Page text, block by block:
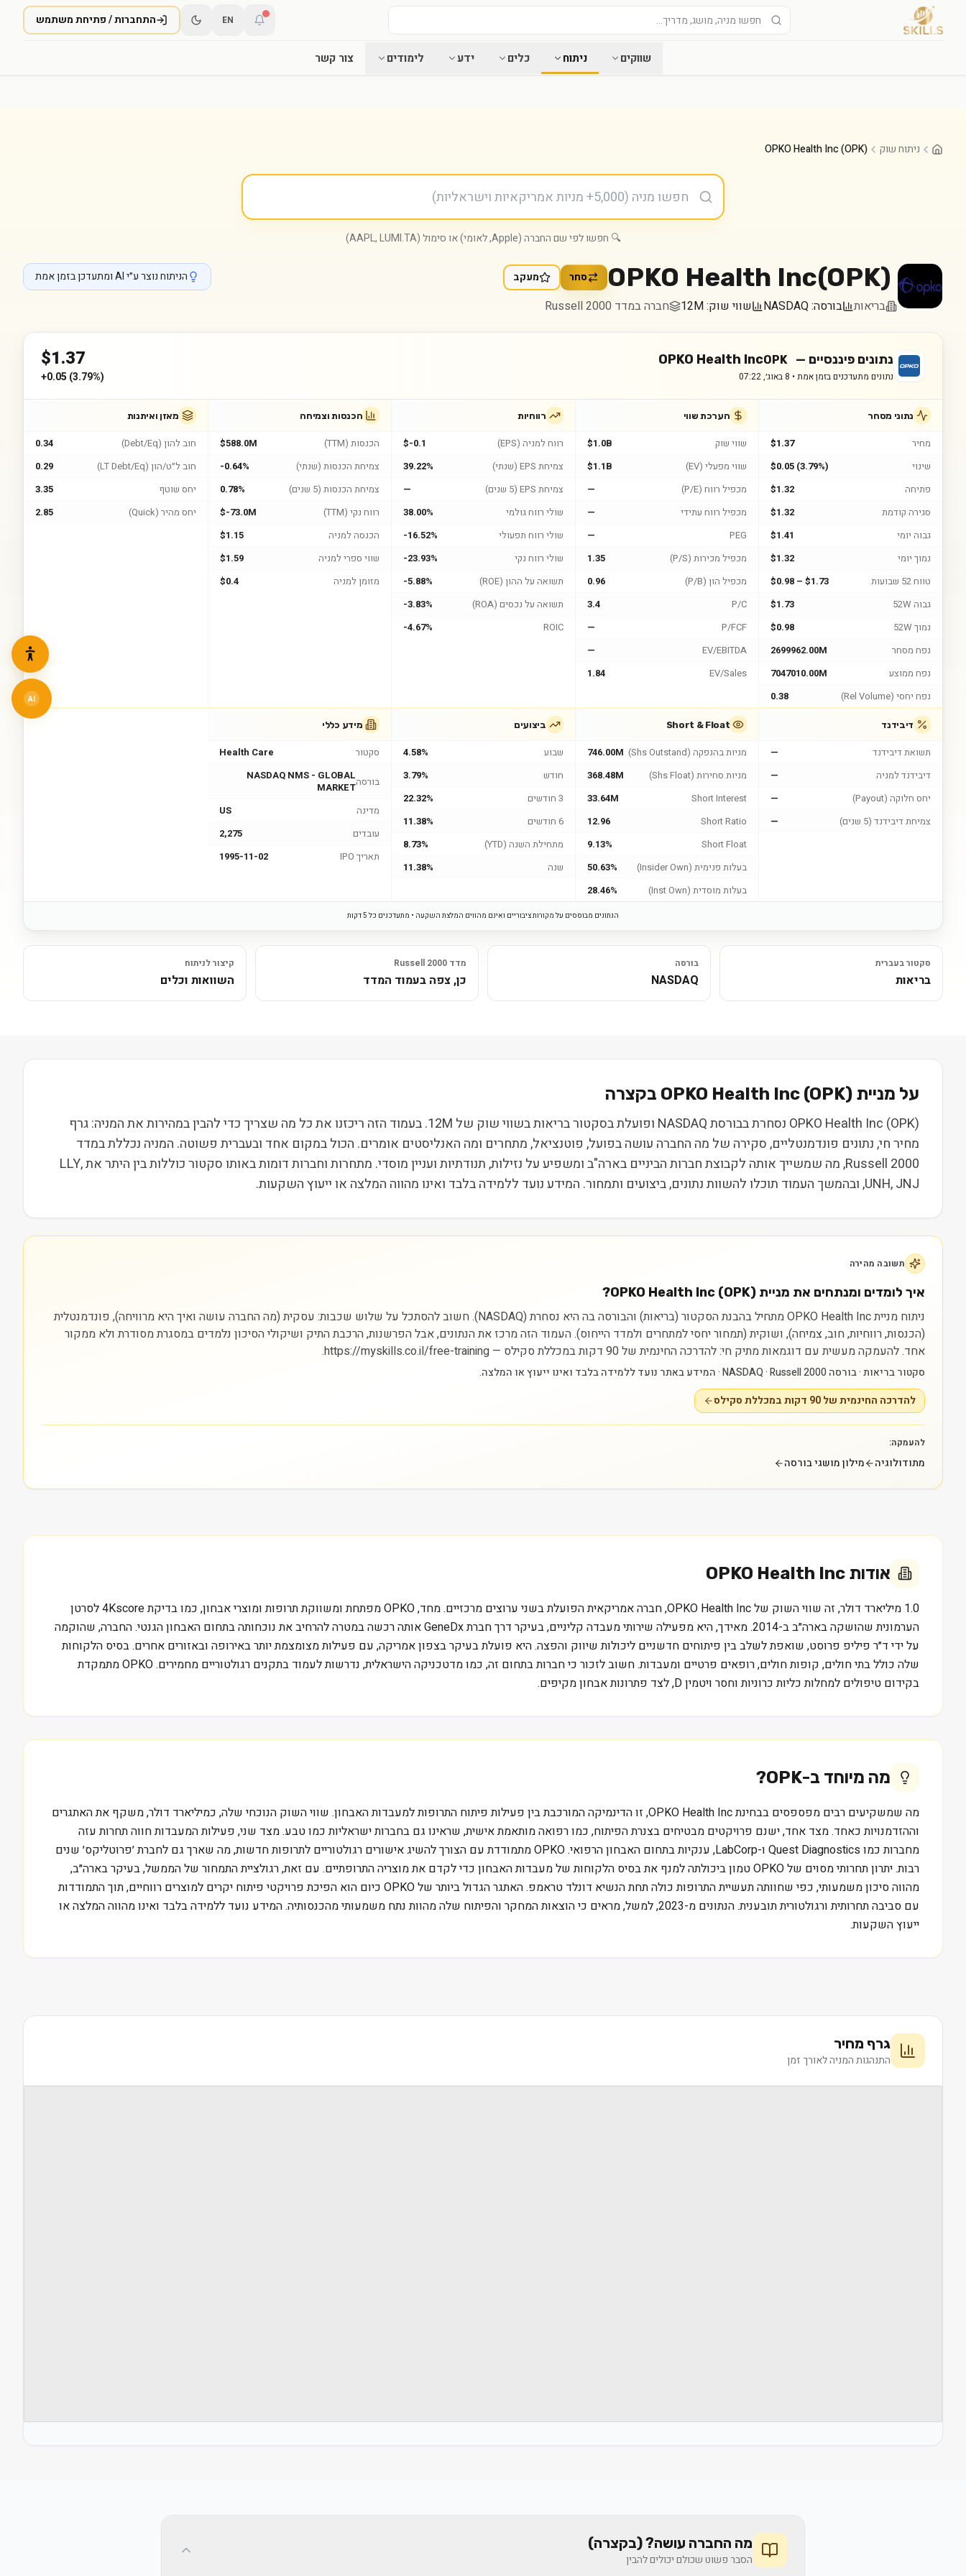
EN התחברות / פתיחת משתמש
שווקים ניתוח כלים ידע לימודים צור קשר
ניתוח שוק OPKO Health Inc (OPK)
🔍 חפשו לפי שם החברה (Apple, לאומי) או סימול (AAPL, LUMI.TA)
OPKO Health Inc(OPK) סחר מעקב
בריאות בורסה:NASDAQ שווי שוק:12M חברה במדד Russell 2000
הניתוח נוצר ע״י AI ומתעדכן בזמן אמת
נתונים פיננסיים — OPKO Health IncOPK
נתונים מתעדכנים בזמן אמת • 8 באוג׳, 07:22
$1.37
+0.05 (3.79%)
נתוני מסחר
מחיר
$1.37
שינוי
$0.05 (3.79%)
פתיחה
$1.32
סגירה קודמת
$1.32
גבוה יומי
$1.41
נמוך יומי
$1.32
טווח 52 שבועות
$0.98 – $1.73
גבוה 52W
$1.73
נמוך 52W
$0.98
נפח מסחר
2699962.00M
נפח ממוצע
7047010.00M
נפח יחסי (Rel Volume)
0.38
הערכת שווי
שווי שוק
$1.0B
שווי מפעלי (EV)
$1.1B
מכפיל רווח (P/E)
—
מכפיל רווח עתידי
—
PEG
—
מכפיל מכירות (P/S)
1.35
מכפיל הון (P/B)
0.96
P/C
3.4
P/FCF
—
EV/EBITDA
—
EV/Sales
1.84
רווחיות
רווח למניה (EPS)
$-0.1
צמיחת EPS (שנתי)
39.22%
צמיחת EPS (5 שנים)
—
שולי רווח גולמי
38.00%
שולי רווח תפעולי
-16.52%
שולי רווח נקי
-23.93%
תשואה על ההון (ROE)
-5.88%
תשואה על נכסים (ROA)
-3.83%
ROIC
-4.67%
הכנסות וצמיחה
הכנסות (TTM)
$588.0M
צמיחת הכנסות (שנתי)
-0.64%
צמיחת הכנסות (5 שנים)
0.78%
רווח נקי (TTM)
$-73.0M
הכנסה למניה
$1.15
שווי ספרי למניה
$1.59
מזומן למניה
$0.4
מאזן ואיתנות
חוב להון (Debt/Eq)
0.34
חוב ל״ט/הון (LT Debt/Eq)
0.29
יחס שוטף
3.35
יחס מהיר (Quick)
2.85
דיבידנד
תשואת דיבידנד
—
דיבידנד למניה
—
יחס חלוקה (Payout)
—
צמיחת דיבידנד (5 שנים)
—
Short & Float
מניות בהנפקה (Shs Outstand)
746.00M
מניות סחירות (Shs Float)
368.48M
Short Interest
33.64M
Short Ratio
12.96
Short Float
9.13%
בעלות פנימית (Insider Own)
50.63%
בעלות מוסדית (Inst Own)
28.46%
ביצועים
שבוע
4.58%
חודש
3.79%
3 חודשים
22.32%
6 חודשים
11.38%
מתחילת השנה (YTD)
8.73%
שנה
11.38%
מידע כללי
סקטור Health Care
בורסהNASDAQ NMS - GLOBAL
MARKET
מדינה
US
עובדים
2,275
תאריך IPO
1995-11-02
הנתונים מבוססים על מקורות ציבוריים ואינם מהווים המלצת השקעה • מתעדכנים כל 5 דקות
סקטור בעברית
בריאות
בורסה
NASDAQ
מדד Russell 2000
כן, צפה בעמוד המדד
קיצור לניתוח
השוואות וכלים
על מניית OPKO Health Inc (OPK) בקצרה
OPKO Health Inc (OPK) נסחרת בבורסת NASDAQ ופועלת בסקטור בריאות בשווי שוק של 12M. בעמוד הזה ריכזנו את כל מה שצריך כדי להבין במהירות את המניה: גרף
מחיר חי, נתונים פונדמנטליים, סקירה של מה החברה עושה בפועל, פוטנציאל, מתחרים ומה האנליסטים אומרים. הכול במקום אחד ובעברית פשוטה. המניה נכללת במדד
Russell 2000, מה שמשייך אותה לקבוצת חברות הביניים בארה"ב ומשפיע על נזילות, תנודתיות ועניין מוסדי. מתחרות וחברות דומות באותו סקטור כוללות בין היתר את LLY,
UNH, JNJ, ובהמשך העמוד תוכלו להשוות נתונים, ביצועים ותמחור. המידע נועד ללמידה בלבד ואינו מהווה המלצה או ייעוץ השקעות.
תשובה מהירה
איך לומדים ומנתחים את מניית OPKO Health Inc (OPK)?
ניתוח מניית OPKO Health Inc מתחיל בהבנת הסקטור (בריאות) והבורסה בה היא נסחרת (NASDAQ). חשוב להסתכל על שלוש שכבות: עסקית (מה החברה עושה ואיך היא מרוויחה), פונדמנטלית
(הכנסות, רווחיות, חוב, צמיחה), ושוקית (תמחור יחסי למתחרים ולמדד הייחוס). העמוד הזה מרכז את הנתונים, אבל הפרשנות, הרכבת התיק ושיקולי הסיכון נלמדים במסגרת מסודרת ולא ממקור
אחד.להעמקה מעשית עם דוגמאות מתיק חי: להדרכה החינמית של 90 דקות במכללת סקילס — https://myskills.co.il/free-training.
סקטור בריאות · בורסה NASDAQ · Russell 2000 · המידע באתר נועד ללמידה בלבד ואינו ייעוץ או המלצה.
להדרכה החינמית של 90 דקות במכללת סקילס
להעמקה:
מתודולוגיה מילון מושגי בורסה
אודות OPKO Health Inc
1.0 מיליארד דולר, זה שווי השוק של OPKO Health Inc, חברה אמריקאית הפועלת בשני ערוצים מרכזיים. מחד, OPKO מפתחת ומשווקת תרופות ומוצרי אבחון, כמו בדיקת 4Kscore לסרטן
הערמונית שהושקה בארה״ב ב-2014. מאידך, היא מפעילה שירותי מעבדה קליניים, בעיקר דרך חברת GeneDx אותה רכשה במטרה להרחיב את נוכחותה בתחום האבחון הגנטי. החברה, שהוקמה
על ידי ד״ר פיליפ פרוסט, שואפת לשלב בין פיתוחים חדשניים ליכולות שיווק והפצה. היא פועלת בעיקר בצפון אמריקה, עם פעילות מצומצמת יותר באירופה ובאזורים אחרים. בסיס הלקוחות
שלה כולל בתי חולים, קופות חולים, רופאים פרטיים ומעבדות. חשוב לזכור כי חברות בתחום זה, כמו מדטכניקה הישראלית, נדרשות לעמוד בתקנים רגולטוריים מחמירים. OPKO מתמקדת
בקידום טיפולים למחלות כליות כרוניות וחסר ויטמין D, לצד פתרונות אבחון מקיפים.
מה מיוחד ב-OPK
?
מה שמשקיעים רבים מפספסים בבחינת OPKO Health Inc, זו הדינמיקה המורכבת בין פעילות פיתוח התרופות למעבדות האבחון. שווי השוק הנוכחי שלה, כמיליארד דולר, משקף את האתגרים
וההזדמנויות כאחד. מצד אחד, ישנם פרויקטים מבטיחים בצנרת הפיתוח, כמו רפואה מותאמת אישית, שראינו גם בחברות ישראליות כמו טבע. מצד שני, פעילות המעבדות חווה תחרות עזה
מחברות כמו Quest Diagnostics ו-LabCorp, ענקיות בתחום האבחון הרפואי. OPKO מתמודדת עם הצורך להשיג אישורים רגולטוריים לתרופות חדשות, מה שארך גם לחברת ׳פרוטליקס׳ שנים
רבות. יתרון תחרותי מסוים של OPKO טמון ביכולתה למנף את בסיס הלקוחות של מעבדות האבחון כדי לקדם את מוצריה התרופתיים. עם זאת, רגולציית התמחור של הממשל, בעיקר בארה״ב,
מהווה סיכון משמעותי, כפי שחוותה תעשיית התרופות כולה תחת הנשיא דונלד טראמפ. האתגר הגדול ביותר של OPKO כיום הוא הפיכת פרויקטי פיתוח יקרים למוצרים רווחיים, תוך התמודדות
עם סביבה תחרותית ורגולטורית תובענית. הנתונים מ-2023, למשל, מראים כי הוצאות המחקר והפיתוח שלה מהוות נתח משמעותי מהכנסותיה. המידע נועד ללמידה בלבד ואינו מהווה המלצה או
ייעוץ השקעות.
גרף מחיר
התנהגות המניה לאורך זמן
מה החברה עושה? (בקצרה)
הסבר פשוט שכולם יכולים להבין
AI